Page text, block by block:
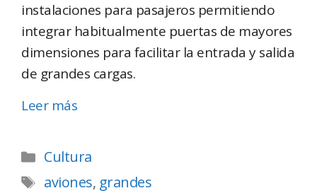
instalaciones para pasajeros permitiendo
integrar habitualmente puertas de mayores
dimensiones para facilitar la entrada y salida
de grandes cargas.
Leer más
Cultura
aviones, grandes